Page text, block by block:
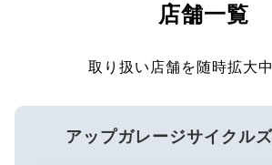
店舗一覧
取り扱い店舗を随時拡大中
アップガレージサイクル